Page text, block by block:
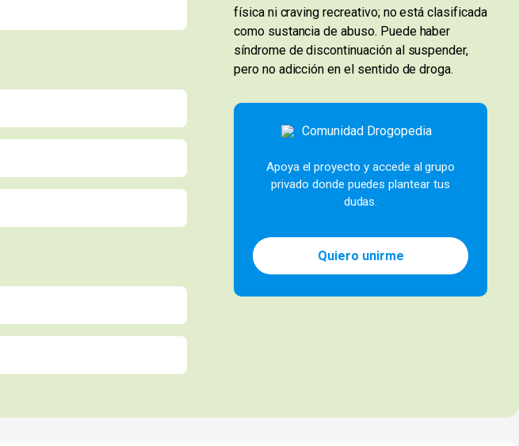
física ni craving recreativo; no está clasificada
como sustancia de abuso. Puede haber
síndrome de discontinuación al suspender,
pero no adicción en el sentido de droga.
Apoya el proyecto y accede al grupo
privado donde puedes plantear tus
dudas.
Quiero unirme